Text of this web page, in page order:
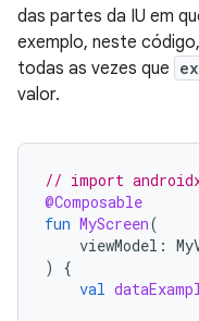
das partes da IU em
exemplo, neste código,
todas as vezes que
valor.
// import
@Composable
fun MyScreen(
viewModel :
)
{
val